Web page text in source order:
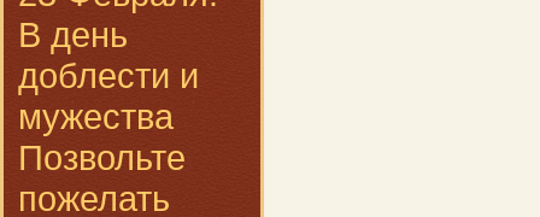
В день
доблести и
мужества
Позвольте
пожелать